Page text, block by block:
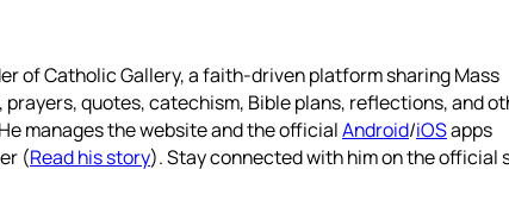
of Catholic Gallery, a faith-driven platform sharing Mass
prayers, quotes, catechism, Bible plans, reflections, and
manages the website and the officialAndroid/iOSapps
(Read his story). Stay connected with him on the official